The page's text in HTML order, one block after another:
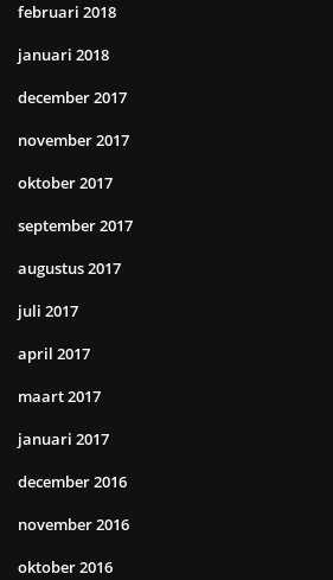
februari 2018
januari 2018
december 2017
november 2017
oktober 2017
september 2017
augustus 2017
juli 2017
april 2017
maart 2017
januari 2017
december 2016
november 2016
oktober 2016